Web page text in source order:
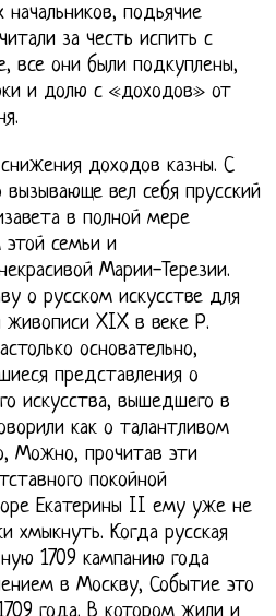
начальников, подьячие
за честь испить с
все они были подкуплены,
и долю с «доходов» от
доходов казны. С
вел себя прусский
в полной мере
этой семьи и
Марии-Терезии.
о русском искусстве для
живописи XIX в веке Р.
основательно,
представления о
искусства, вышедшего в
как о талантливом
Можно, прочитав эти
покойной
Екатерины II ему уже не
хмыкнуть. Когда русская
1709 кампанию года
в Москву, Событие это